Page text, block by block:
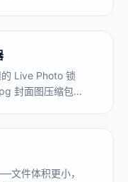
Live Photo 锁
封面图压缩包。
文件体积更小，